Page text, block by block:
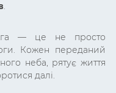
.
— це не просто
Кожен переданий
неба, рятує життя
далі.